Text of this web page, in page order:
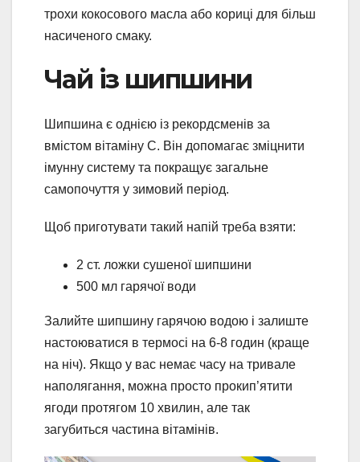
трохи кокосового масла або кориці для більш
насиченого смаку.
Чай із шипшини
Шипшина є однією із рекордсменів за
вмістом вітаміну C. Він допомагає зміцнити
імунну систему та покращує загальне
самопочуття у зимовий період.
Щоб приготувати такий напій треба взяти:
2 ст. ложки сушеної шипшини
500 мл гарячої води
Залийте шипшину гарячою водою і залиште
настоюватися в термосі на 6-8 годин (краще
на ніч). Якщо у вас немає часу на тривале
наполягання, можна просто прокип’ятити
ягоди протягом 10 хвилин, але так
загубиться частина вітамінів.